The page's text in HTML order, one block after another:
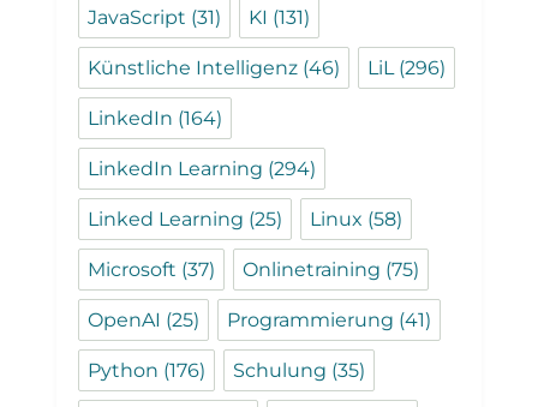
JavaScript (31) KI (131)
Künstliche Intelligenz (46) LiL (296)
LinkedIn (164)
LinkedIn Learning (294)
Linked Learning (25) Linux (58)
Microsoft (37) Onlinetraining (75)
OpenAI (25) Programmierung (41)
Python (176) Schulung (35)